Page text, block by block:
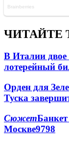
ЧИТАЙТЕ
В Италии
лотерейный
Орден для
Туска
Сюжет
Москве9798